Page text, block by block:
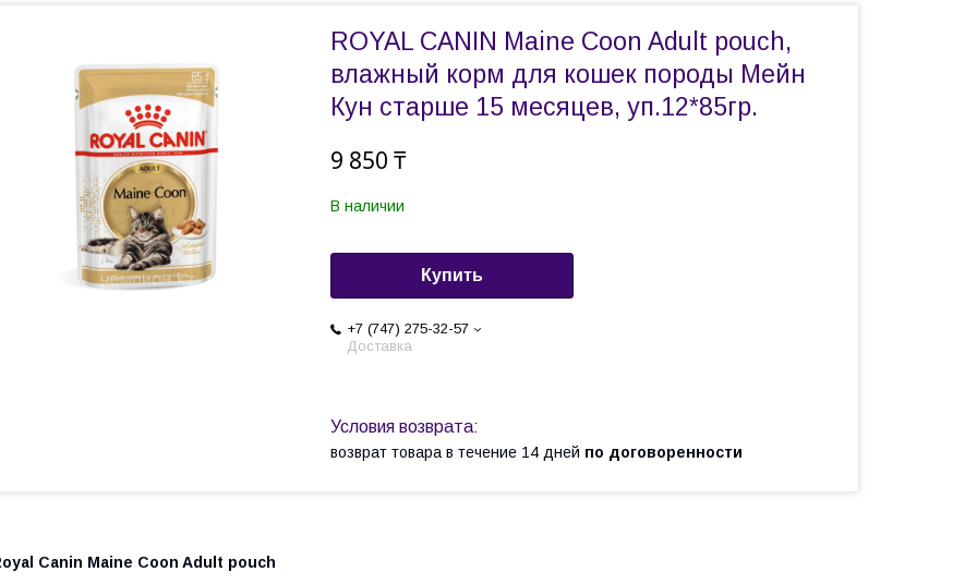
ROYAL CANIN Maine Coon Adult pouch,
влажный корм для кошек породы Мейн
Кун старше 15 месяцев, уп.12*85гр.
9 850 ₸
В наличии
Купить
+7 (747) 275-32-57
Доставка
возврат товара в течение 14 дней по договоренности
Canin Maine Coon Adult pouch